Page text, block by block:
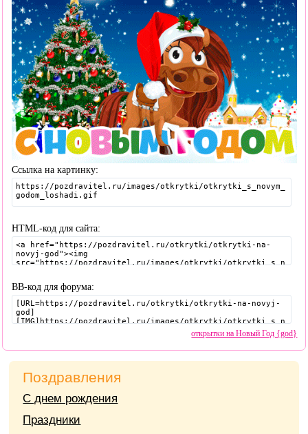
Ссылка на картинку:
HTML-код для сайта:
BB-код для форума:
открытки на Новый Год {god}
Поздравления
С днем рождения
Праздники